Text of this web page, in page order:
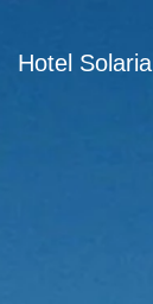
Hotel Solaria